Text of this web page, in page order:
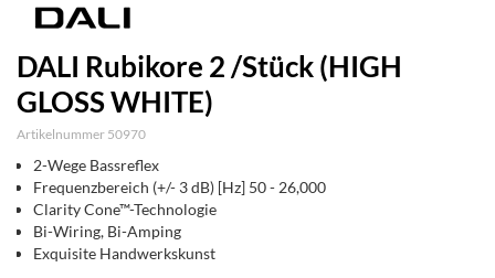
DALI Rubikore 2 /Stück (HIGH
GLOSS WHITE)
Artikelnummer 50970
2-Wege Bassreflex
Frequenzbereich (+/- 3 dB) [Hz] 50 - 26,000
Clarity Cone™-Technologie
Bi-Wiring, Bi-Amping
Exquisite Handwerkskunst